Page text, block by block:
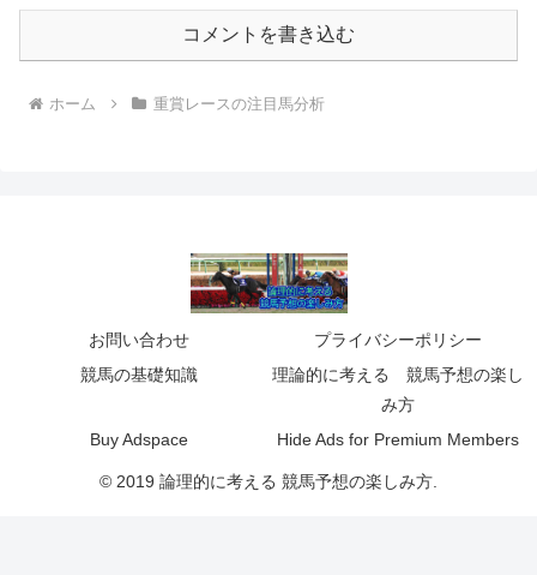
コメントを書き込む
ホーム 重賞レースの注目馬分析
お問い合わせ
プライバシーポリシー
競馬の基礎知識
理論的に考える 競馬予想の楽し
み方
Buy Adspace
Hide Ads for Premium Members
© 2019 論理的に考える 競馬予想の楽しみ方.